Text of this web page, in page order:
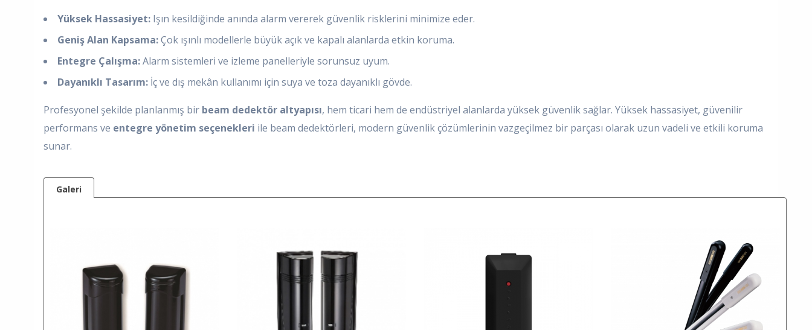
Yüksek Hassasiyet: Işın kesildiğinde anında alarm vererek güvenlik risklerini minimize eder.
Geniş Alan Kapsama:Çok ışınlı modellerle büyük açık ve kapalı alanlarda etkin koruma.
Entegre Çalışma:Alarm sistemleri ve izleme panelleriyle sorunsuz uyum.
Dayanıklı Tasarım: İç ve dış mekân kullanımı için suya ve toza dayanıklı gövde.
Profesyonel şekilde planlanmış bir beam dedektör altyapısı, hem ticari hem de endüstriyel alanlarda yüksek güvenlik sağlar. Yüksek hassasiyet, güvenilir
performans ve entegre yönetim seçenekleri ile beam dedektörleri, modern güvenlik çözümlerinin vazgeçilmez bir parçası olarak uzun vadeli ve etkili koruma
sunar.
Galeri